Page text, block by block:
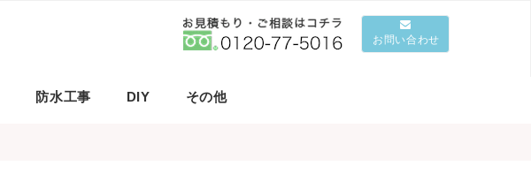
お問い合わせ
防水工事 DIY その他